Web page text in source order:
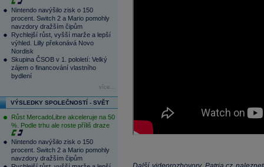
Nintendo navýšilo zisk o 150
procent. Switch 2 a Mario pomohly
navzdory dražším čipům
Rychlejší růst, vyšší marže a lepší
výhled. Lilly překonává Novo
Nordisk
Skupina ČSOB v 1. pololetí: Velký
zájem o financování vlastního
bydlení
více...
VÝSLEDKY SPOLEČNOSTÍ - SVĚT
Růst MercadoLibre akceleruje na 50
%. Podle trhu ale roste příliš draze
Nintendo navýšilo zisk o 150
procent. Switch 2 a Mario pomohly
navzdory dražším čipům